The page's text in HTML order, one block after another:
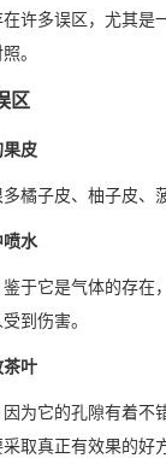
许多误区，尤其
。
区
果皮
橘子皮、柚子皮、
喷水
于它是气体的存
到伤害。
茶叶
为它的孔隙有着
取真正有效果的好